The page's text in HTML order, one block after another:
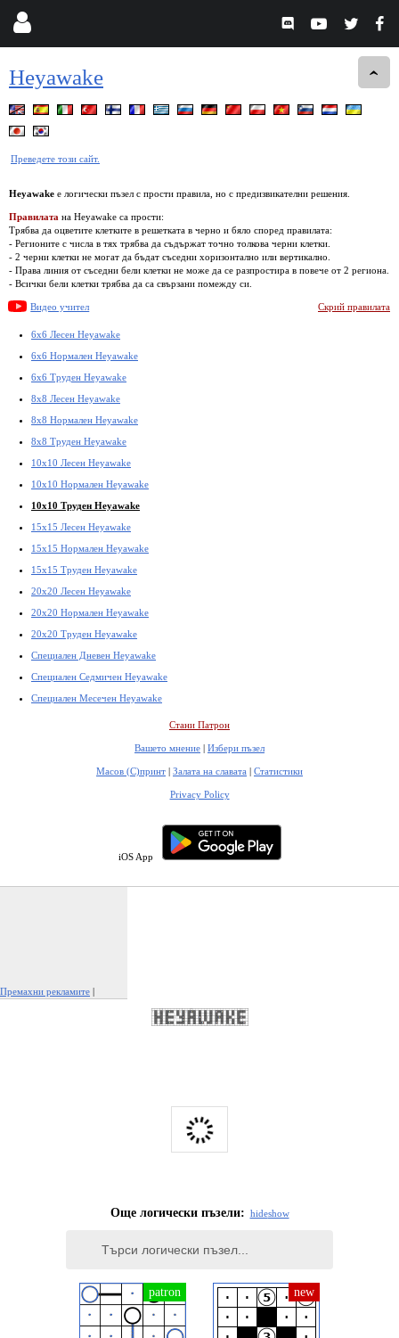
Heyawake
Преведете този сайт.
Heyawake е логически пъзел с прости правила, но с предизвикателни решения.
Правилата на Heyawake са прости:
Трябва да оцветите клетките в решетката в черно и бяло според правилата:
- Регионите с числа в тях трябва да съдържат точно толкова черни клетки.
- 2 черни клетки не могат да бъдат съседни хоризонтално или вертикално.
- Права линия от съседни бели клетки не може да се разпростира в повече от 2 региона.
- Всички бели клетки трябва да са свързани помежду си.
Видео учител Скрий правилата
6x6 Лесен Heyawake
6x6 Нормален Heyawake
6x6 Труден Heyawake
8x8 Лесен Heyawake
8x8 Нормален Heyawake
8x8 Труден Heyawake
10x10 Лесен Heyawake
10x10 Нормален Heyawake
10x10 Труден Heyawake
15x15 Лесен Heyawake
15x15 Нормален Heyawake
15x15 Труден Heyawake
20x20 Лесен Heyawake
20x20 Нормален Heyawake
20x20 Труден Heyawake
Специален Дневен Heyawake
Специален Седмичен Heyawake
Специален Месечен Heyawake
Стани Патрон
Вашето мнение | Избери пъзел
Масов (С)принт | Залата на славата | Статистики
Privacy Policy
iOS App
Премахни рекламите |
Още логически пъзели: hideshow